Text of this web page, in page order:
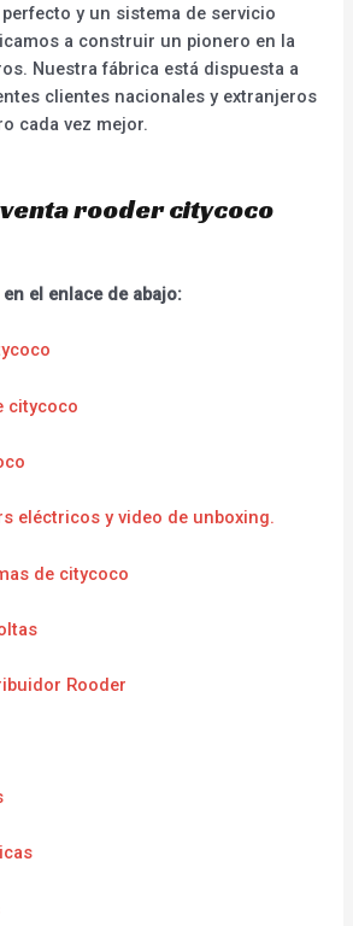
y un sistema de servicio
a construir un pionero en la
Nuestra fábrica está dispuesta a
clientes nacionales y extranjeros
cada vez mejor.
rooder citycoco
el enlace de abajo:
citycoco
eléctricos y video de unboxing.
de citycoco
Rooder